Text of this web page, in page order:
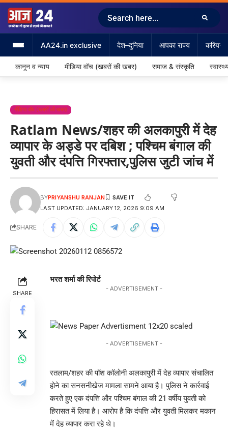
AA24.in exclusive देश–दुनिया आपका राज्य करियर
कानून व न्याय मीडिया वॉच (खबरों की खबर) समाज & संस्कृति
मीडिया वॉच (खबरों की खबर)
Ratlam News/शहर की अलकापुरी में देह
व्यापार के अड्डे पर दबिश ; पश्चिम बंगाल की
युवती और दंपत्ति गिरफ्तार,पुलिस जुटी जांच में
LAST UPDATED: JANUARY 12, 2026 9:09 AM
BYPRIYANSHU RANJAN
SHARE
SHARE
भरत शर्मा की रिपोर्ट
- ADVERTISEMENT -
- ADVERTISEMENT -
रतलाम/शहर की पॉश कॉलोनी अलकापुरी में देह व्यापार संचालित
होने का सनसनीखेज मामला सामने आया है। पुलिस ने कार्रवाई
करते हुए एक दंपत्ति और पश्चिम बंगाल की 21 वर्षीय युवती को
हिरासत में लिया है। आरोप है कि दंपत्ति और युवती मिलकर मकान
में देह व्यापार करा रहे थे।